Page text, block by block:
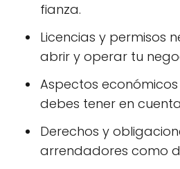
fianza.
Licencias y permisos
abrir y operar tu
Aspectos
debes tener en
Derechos y
arrendadores como